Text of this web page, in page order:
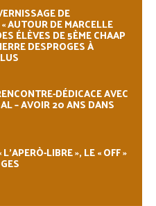
DE
AUTOUR DE MARCELLE
ÉLÈVES DE 5ÈME CHAAP
DESPROGES À
DÉDICACE AVEC
– AVOIR 20 ANS DANS
LIBRE », LE « OFF »